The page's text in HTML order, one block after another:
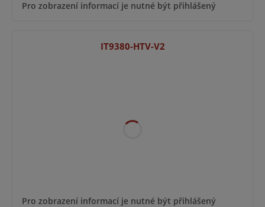
Pro zobrazení informací je nutné být přihlášený
IT9380-HTV-V2
Pro zobrazení informací je nutné být přihlášený